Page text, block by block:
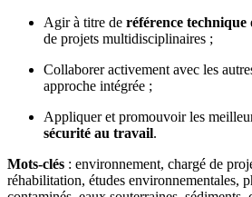
Agir à titre de référence technique
de projets multidisciplinaires ;
Collaborer activement avec les
approche intégrée ;
Appliquer et promouvoir les
sécurité au travail.
Mots-clés : environnement, chargé de
réhabilitation, études environnementales,